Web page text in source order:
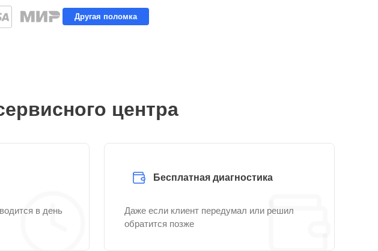
Другая поломка
центра
в день
Бесплатная диагностика
Даже если клиент передумал или решил
обратится позже